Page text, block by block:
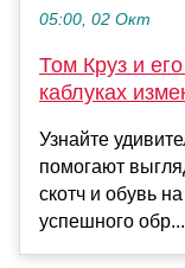
05:00, 02 Окт
Том Круз и
каблуках
Узнайте
помогают
скотч и обувь
успешного обр...